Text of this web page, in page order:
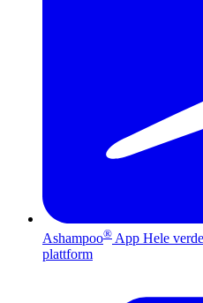
Ashampoo® App Hele
plattform